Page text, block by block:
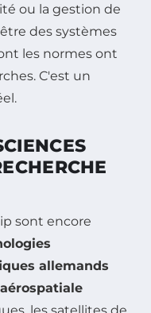
ou la gestion de
des systèmes
les normes ont
C'est un
sont encore
allemands
les satellites de